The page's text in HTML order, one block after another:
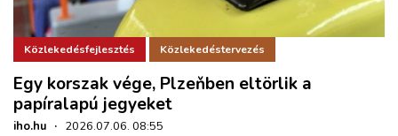
Közlekedésfejlesztés Közlekedéstervezés
Egy korszak vége, Plzeňben eltörlik a
papíralapú jegyeket
iho.hu · 2026.07.06. 08:55